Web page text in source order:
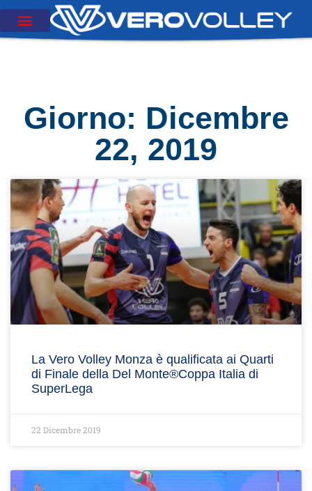
Giorno: Dicembre
22, 2019
La Vero Volley Monza è qualificata ai Quarti
di Finale della Del Monte®Coppa Italia di
SuperLega
22 Dicembre 2019